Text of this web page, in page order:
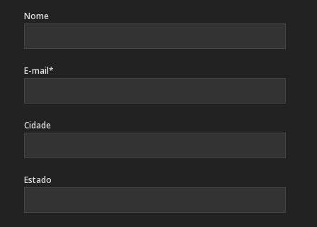
Nome
E-mail*
Cidade
Estado